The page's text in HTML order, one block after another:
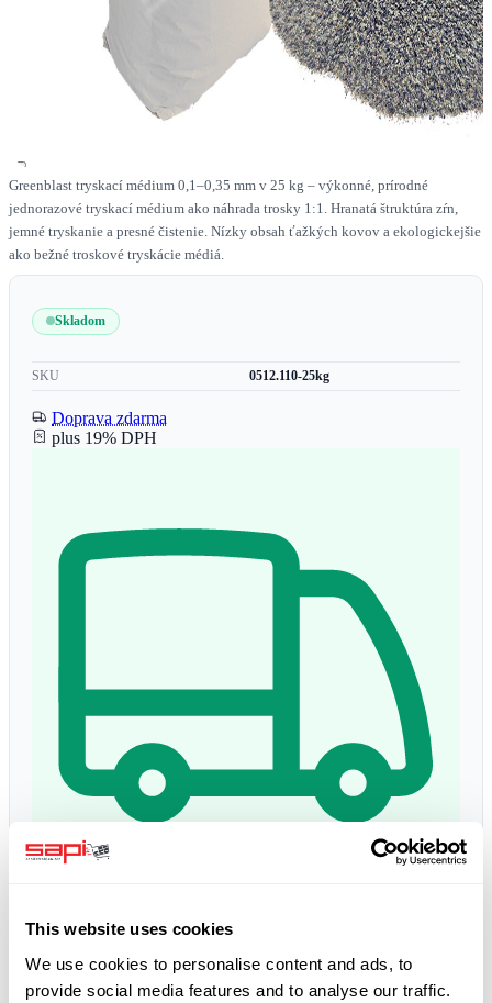
This website uses cookies
We use cookies to personalise content and ads, to
provide social media features and to analyse our traffic.
Greenblast tryskací médium 0,1–0,35 mm v 25 kg – výkonné, prírodné
jednorazové tryskací médium ako náhrada trosky 1:1. Hranatá štruktúra zŕn,
jemné tryskanie a presné čistenie. Nízky obsah ťažkých kovov a ekologickejšie
ako bežné troskové tryskácie médiá.
Skladom
SKU 0512.110-25kg
Doprava zdarma
plus 19% DPH